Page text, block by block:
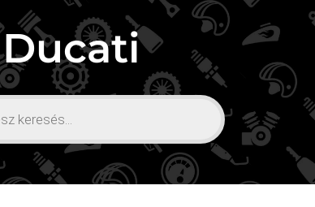
Ducati